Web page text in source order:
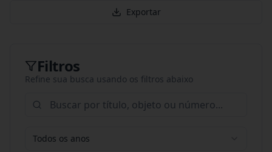
Exportar
Filtros
Refine sua busca usando os filtros abaixo
Todos os anos